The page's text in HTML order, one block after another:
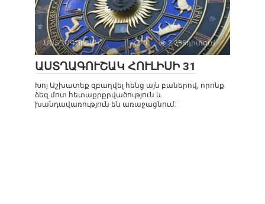
ԱՍՏՂԱԳՈՒՇԱԿ 0 2 288դիտում
ԱՍՏՂԱԳՈՒՇԱԿ ՀՈՒԼԻՍԻ 31
Խոյ Աշխատեք զբաղվել հենց այն բաներով, որոնք
ձեզ մոտ հետաքրքրվածություն և
խանդավառություն են առաջացնում: